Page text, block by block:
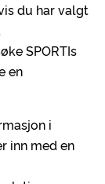
du har valgt
SPORTIs
en
i
inn med en